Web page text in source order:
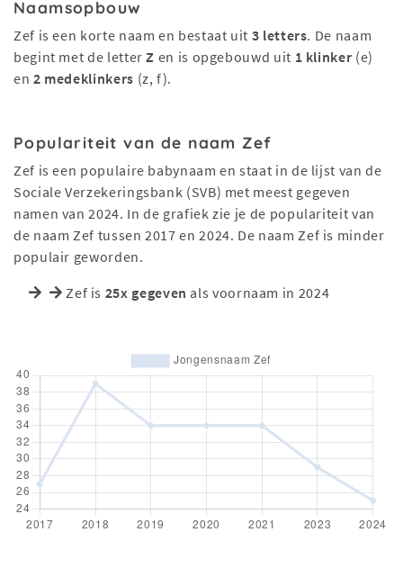
Naamsopbouw
Zef is een korte naam en bestaat uit 3 letters. De naam
begint met de letterZ en is opgebouwd uit 1 klinker (e)
en 2 medeklinkers (z, f).
Populariteit van de naam Zef
Zef is een populaire babynaam en staat in de lijst van de
Sociale Verzekeringsbank (SVB) met meest gegeven
namen van 2024. In de grafiek zie je de populariteit van
de naam Zef tussen 2017 en 2024. De naam Zef is minder
populair geworden.
Zef is 25x gegeven als voornaam in 2024